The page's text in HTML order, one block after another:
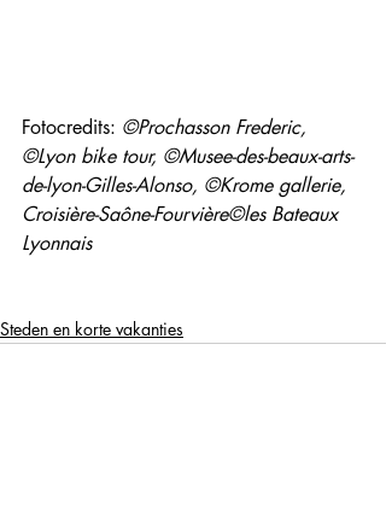
Fotocredits: ©Prochasson Frederic,
©Lyon bike tour, ©Musee-des-beaux-arts-
de-lyon-Gilles-Alonso, ©Krome gallerie,
Croisière-Saône-Fourvière©les Bateaux
Lyonnais
Steden en korte vakanties